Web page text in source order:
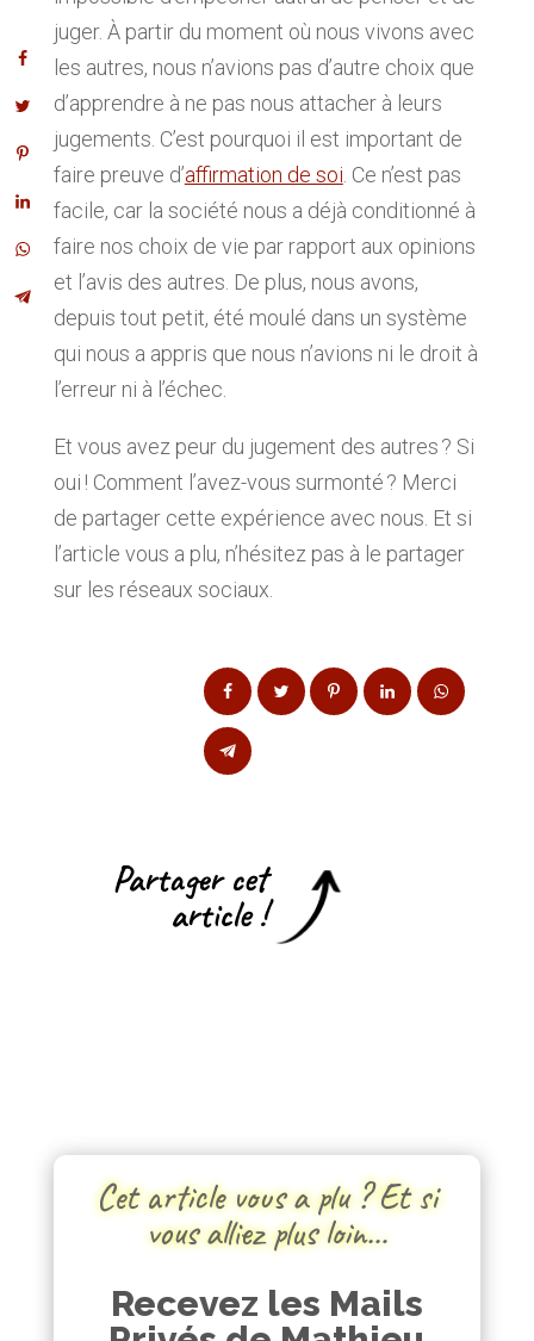
juger. À partir du moment où nous vivons avec
les autres, nous n’avions pas d’autre choix que
d’apprendre à ne pas nous attacher à leurs
jugements. C’est pourquoi il est important de
faire preuve d’affirmation de soi. Ce n’est pas
facile, car la société nous a déjà conditionné à
faire nos choix de vie par rapport aux opinions
et l’avis des autres. De plus, nous avons,
depuis tout petit, été moulé dans un système
qui nous a appris que nous n’avions ni le droit à
l’erreur ni à l’échec.
Et vous avez peur du jugement des autres ? Si
oui ! Comment l’avez-vous surmonté ? Merci
de partager cette expérience avec nous. Et si
l’article vous a plu, n’hésitez pas à le partager
sur les réseaux sociaux.
Partager cet
article !
Cet article vous a plu ? Et si
vous alliez plus loin…
Recevez les Mails